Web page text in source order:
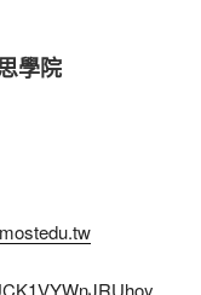
學院